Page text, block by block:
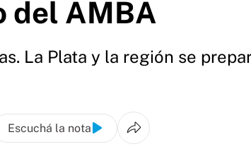
del AMBA
La Plata y la región se
Escuchá la nota